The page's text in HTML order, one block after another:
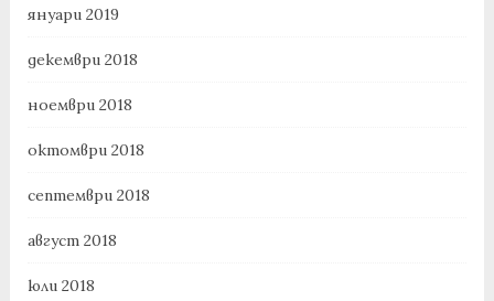
януари 2019
декември 2018
ноември 2018
октомври 2018
септември 2018
август 2018
юли 2018